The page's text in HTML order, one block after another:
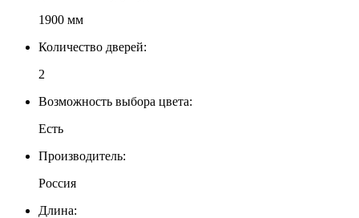
1900 мм
Количество дверей:
2
Возможность выбора цвета:
Есть
Производитель:
Россия
Длина: